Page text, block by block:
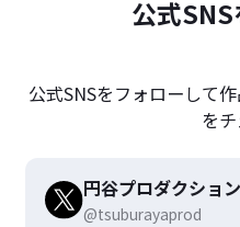
公式
公式SNSをフォローして
を
円谷プロダクション
@tsuburayaprod